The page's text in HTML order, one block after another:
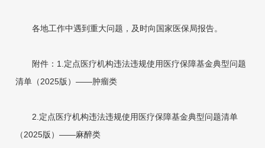
各地工作中遇到重大问题，及时向国家医保局报告。
附件：1.定点医疗机构违法违规使用医疗保障基金典型问题
清单（2025版）——肿瘤类
2.定点医疗机构违法违规使用医疗保障基金典型问题清单
（2025版）——麻醉类